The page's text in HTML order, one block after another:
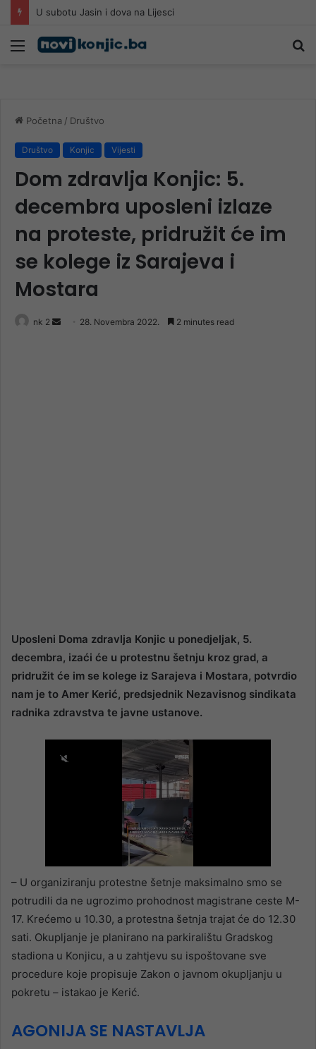
U subotu Jasin i dova na Lijesci
Meni
Početna / Društvo
Društvo Konjic Vijesti
Dom zdravlja Konjic: 5.
decembra uposleni izlaze
na proteste, pridružit će im
se kolege iz Sarajeva i
Mostara
nk 2
Send 28. Novembra 2022. 2 minutes read
Uposleni Doma zdravlja Konjic u ponedjeljak, 5.
decembra, izaći će u protestnu šetnju kroz grad, a
pridružit će im se kolege iz Sarajeva i Mostara, potvrdio
nam je to Amer Kerić, predsjednik Nezavisnog sindikata
radnika zdravstva te javne ustanove.
– U organiziranju protestne šetnje maksimalno smo se
potrudili da ne ugrozimo prohodnost magistrane ceste M-
17. Krećemo u 10.30, a protestna šetnja trajat će do 12.30
sati. Okupljanje je planirano na parkiralištu Gradskog
stadiona u Konjicu, a u zahtjevu su ispoštovane sve
procedure koje propisuje Zakon o javnom okupljanju u
pokretu – istakao je Kerić.
AGONIJA SE NASTAVLJA